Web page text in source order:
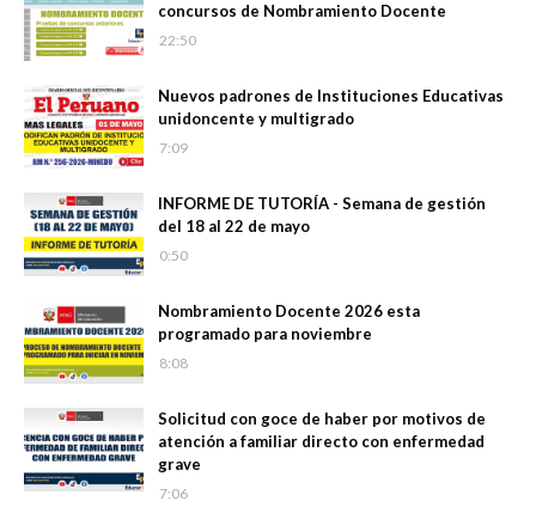
concursos de Nombramiento Docente
22:50
Nuevos padrones de Instituciones Educativas
unidoncente y multigrado
7:09
INFORME DE TUTORÍA - Semana de gestión
del 18 al 22 de mayo
0:50
Nombramiento Docente 2026 esta
programado para noviembre
8:08
Solicitud con goce de haber por motivos de
atención a familiar directo con enfermedad
grave
7:06